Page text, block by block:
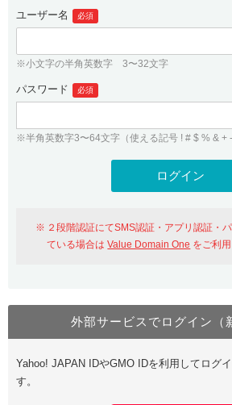
.jpドメインバックオーダー
プレミアムドメイン
人気ドメインの種類
WHOIS検索
紹介制度
バリュードメインAPI
ドメイン・ホスティングOEM
ログイン
従来のバリュードメインをご利用
Value Domainにログ
おすすめ One レンタルサーバーを含む
Value Domain Oneにロ
ユーザー登録
Value Domain Oneアカウ
ユーザー名 必須
※小文字の半角英数字 3〜32文字
パスワード 必須
※半角英数字3〜64文字（使える記号 ! # $ % & + -
２段階認証にてSMS認証・アプリ認証・
ている場合はValue Domain One をご利用
外部サービスでログイン（
Yahoo! JAPAN IDやGMO IDを利用してログ
す。